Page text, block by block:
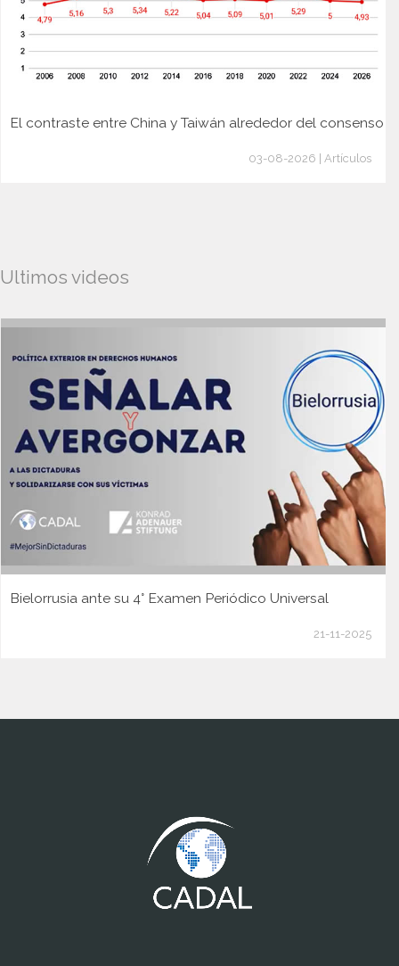
El contraste entre China y Taiwán alrededor del consenso
03-08-2026 | Artículos
Ultimos videos
Bielorrusia ante su 4° Examen Periódico Universal
21-11-2025